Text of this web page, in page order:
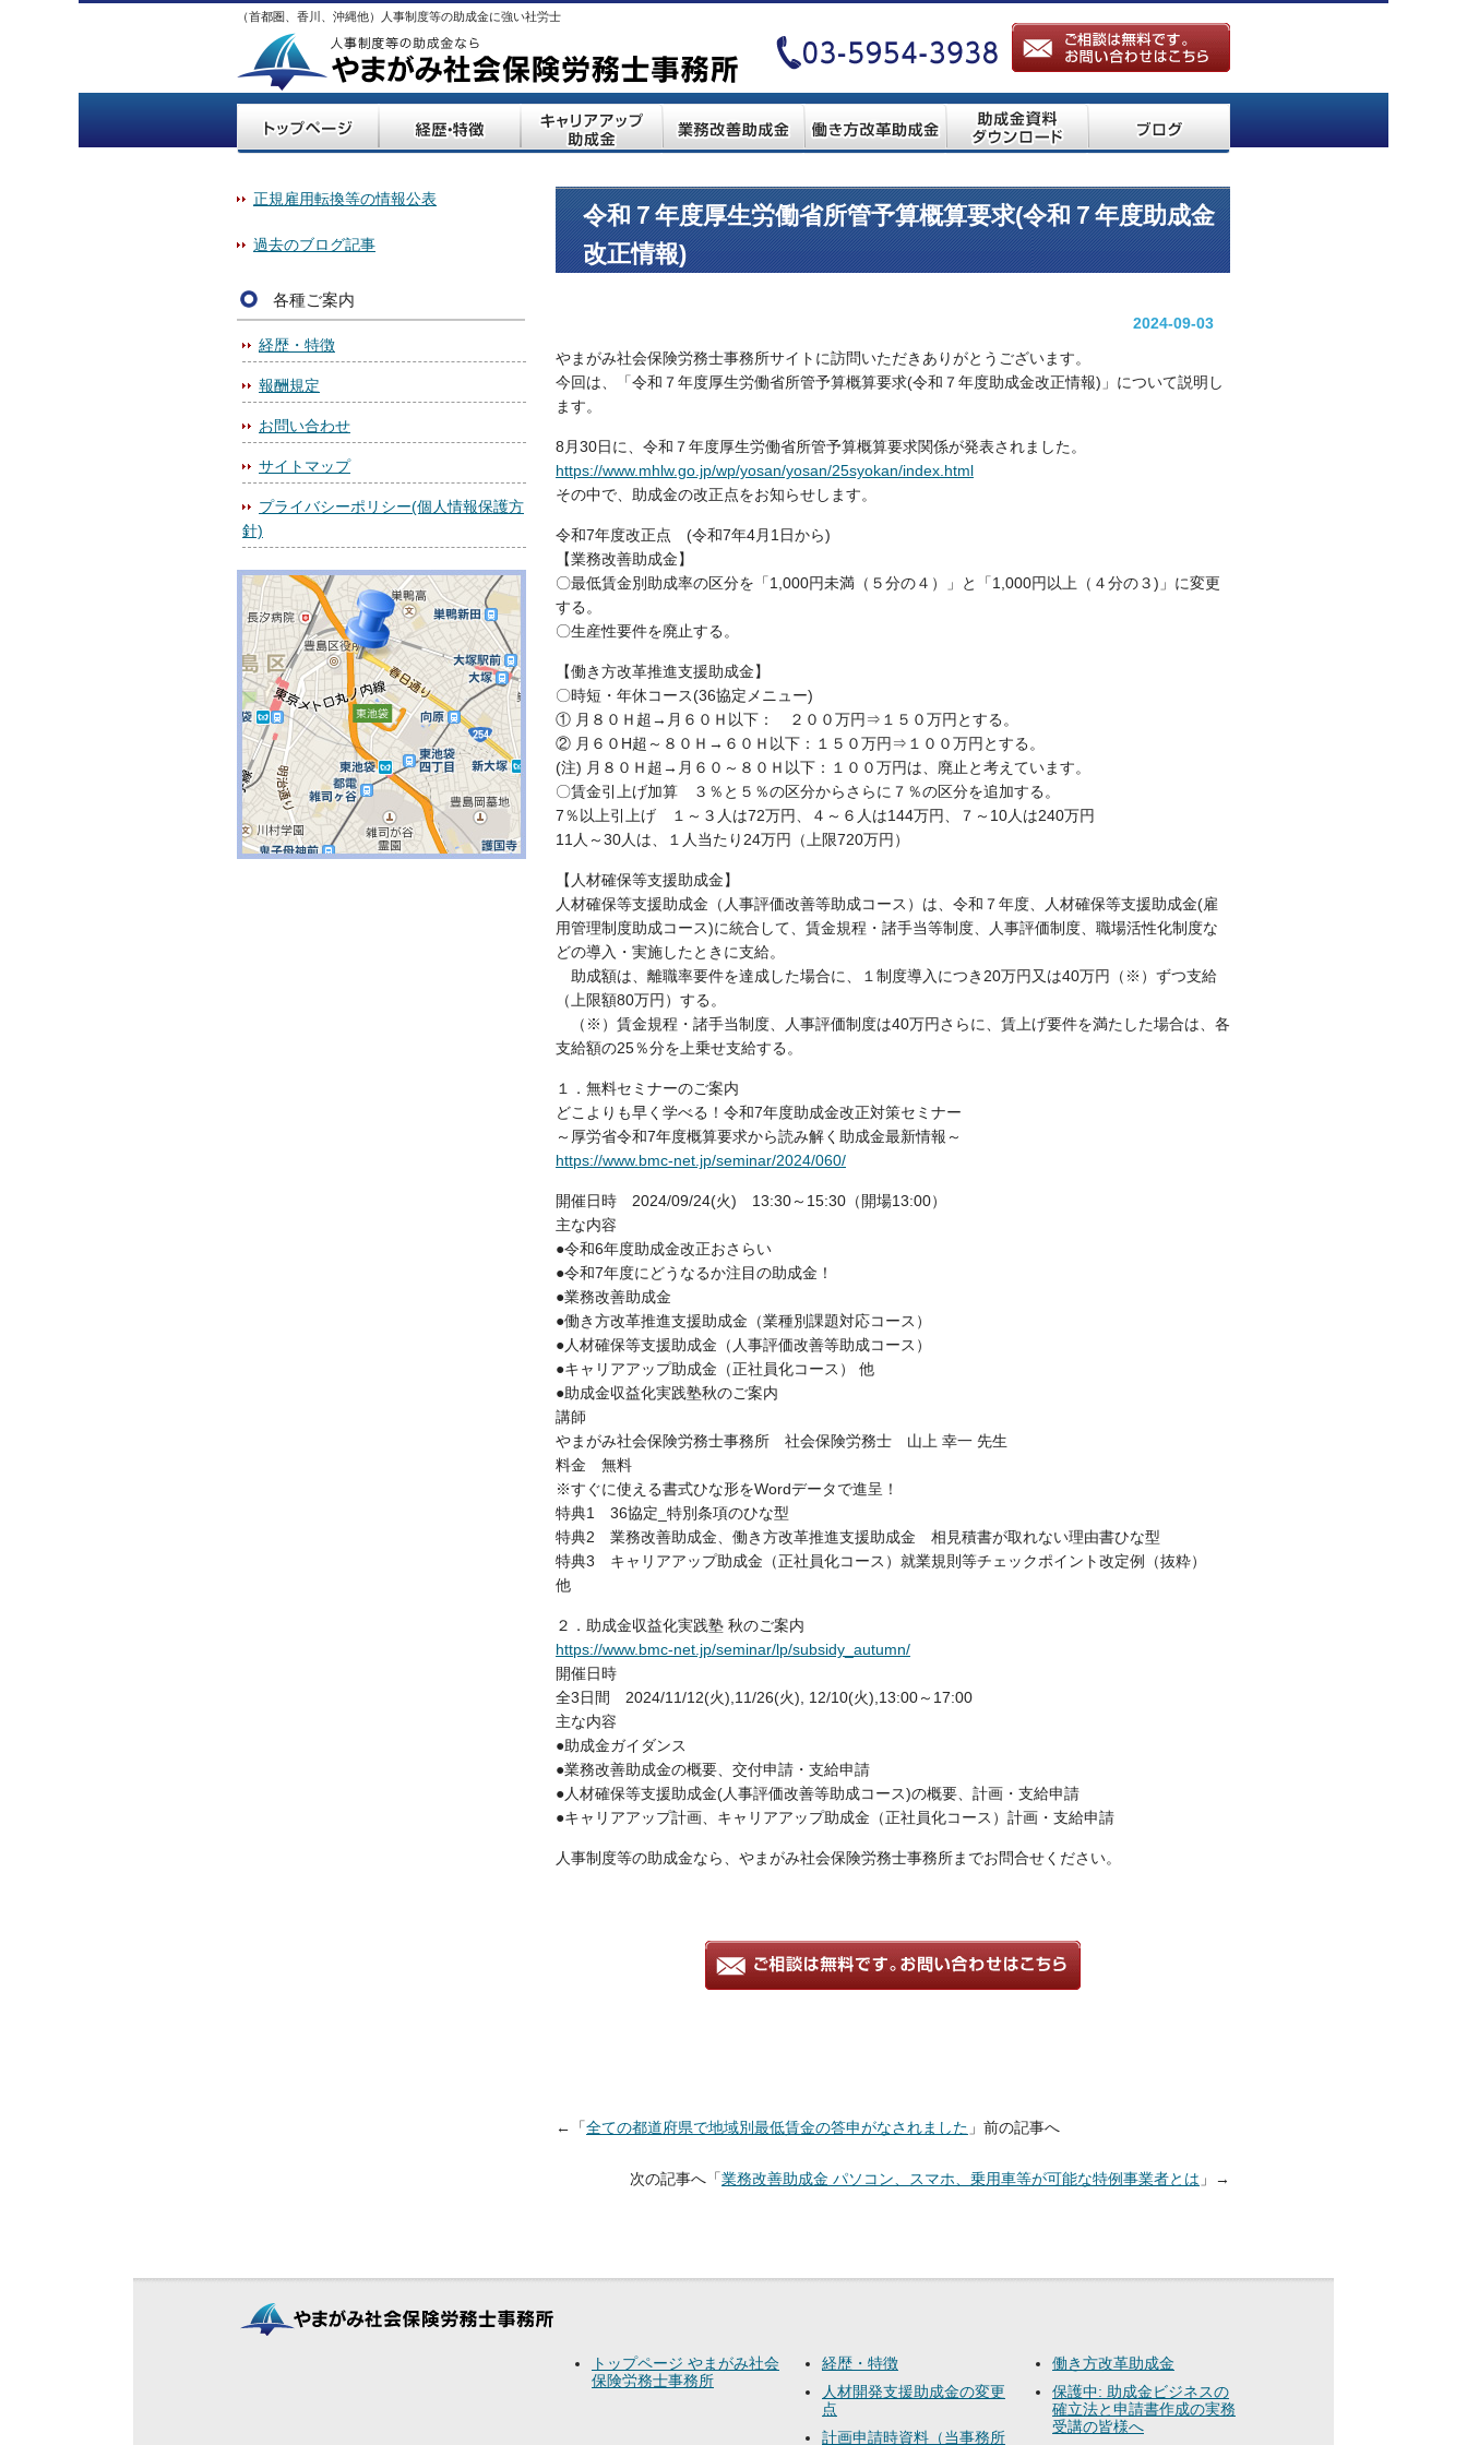
（首都圏、香川、沖縄他）人事制度等の助成金に強い社労士
令和７年度厚生労働省所管予算概算要求(令和７年度助成金
改正情報)
2024-09-03
やまがみ社会保険労務士事務所サイトに訪問いただきありがとうございます。
今回は、「令和７年度厚生労働省所管予算概算要求(令和７年度助成金改正情報)」について説明し
ます。
8月30日に、令和７年度厚生労働省所管予算概算要求関係が発表されました。
https://www.mhlw.go.jp/wp/yosan/yosan/25syokan/index.html
その中で、助成金の改正点をお知らせします。
令和7年度改正点 (令和7年4月1日から)
【業務改善助成金】
〇最低賃金別助成率の区分を「1,000円未満（５分の４）」と「1,000円以上（４分の３)」に変更
する。
〇生産性要件を廃止する。
【働き方改革推進支援助成金】
〇時短・年休コース(36協定メニュー)
① 月８０Ｈ超→月６０Ｈ以下： ２００万円⇒１５０万円とする。
② 月６０H超～８０Ｈ→６０Ｈ以下：１５０万円⇒１００万円とする。
(注) 月８０Ｈ超→月６０～８０Ｈ以下：１００万円は、廃止と考えています。
〇賃金引上げ加算 ３％と５％の区分からさらに７％の区分を追加する。
7％以上引上げ １～３人は72万円、４～６人は144万円、７～10人は240万円
11人～30人は、１人当たり24万円（上限720万円）
【人材確保等支援助成金】
人材確保等支援助成金（人事評価改善等助成コース）は、令和７年度、人材確保等支援助成金(雇
用管理制度助成コース)に統合して、賃金規程・諸手当等制度、人事評価制度、職場活性化制度な
どの導入・実施したときに支給。
助成額は、離職率要件を達成した場合に、１制度導入につき20万円又は40万円（※）ずつ支給
（上限額80万円）する。
（※）賃金規程・諸手当制度、人事評価制度は40万円さらに、賃上げ要件を満たした場合は、各
支給額の25％分を上乗せ支給する。
１．無料セミナーのご案内
どこよりも早く学べる！令和7年度助成金改正対策セミナー
～厚労省令和7年度概算要求から読み解く助成金最新情報～
https://www.bmc-net.jp/seminar/2024/060/
開催日時 2024/09/24(火) 13:30～15:30（開場13:00）
主な内容
●令和6年度助成金改正おさらい
●令和7年度にどうなるか注目の助成金！
●業務改善助成金
●働き方改革推進支援助成金（業種別課題対応コース）
●人材確保等支援助成金（人事評価改善等助成コース）
●キャリアアップ助成金（正社員化コース） 他
●助成金収益化実践塾秋のご案内
講師
やまがみ社会保険労務士事務所 社会保険労務士 山上 幸一 先生
料金 無料
※すぐに使える書式ひな形をWordデータで進呈！
特典1 36協定_特別条項のひな型
特典2 業務改善助成金、働き方改革推進支援助成金 相見積書が取れない理由書ひな型
特典3 キャリアアップ助成金（正社員化コース）就業規則等チェックポイント改定例（抜粋）
他
２．助成金収益化実践塾 秋のご案内
https://www.bmc-net.jp/seminar/lp/subsidy_autumn/
開催日時
全3日間 2024/11/12(火),11/26(火), 12/10(火),13:00～17:00
主な内容
●助成金ガイダンス
●業務改善助成金の概要、交付申請・支給申請
●人材確保等支援助成金(人事評価改善等助成コース)の概要、計画・支給申請
●キャリアアップ計画、キャリアアップ助成金（正社員化コース）計画・支給申請
人事制度等の助成金なら、やまがみ社会保険労務士事務所までお問合せください。
←「全ての都道府県で地域別最低賃金の答申がなされました 」前の記事へ
次の記事へ「業務改善助成金 パソコン、スマホ、乗用車等が可能な特例事業者とは 」→
正規雇用転換等の情報公表
過去のブログ記事
各種ご案内
経歴・特徴
報酬規定
お問い合わせ
サイトマップ
プライバシーポリシー(個人情報保護方
針)
トップページ やまがみ社会
保険労務士事務所
経歴・特徴
人材開発支援助成金の変更
点
計画申請時資料（当事務所
働き方改革助成金
保護中: 助成金ビジネスの
確立法と申請書作成の実務
受講の皆様へ